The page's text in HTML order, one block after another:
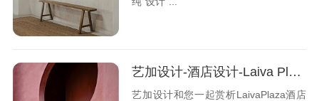
艺加设计-酒店设计-Laiva Plaza酒店：深植于城市与文化语境
艺加设计和您一起赏析LaivaPlaza酒店